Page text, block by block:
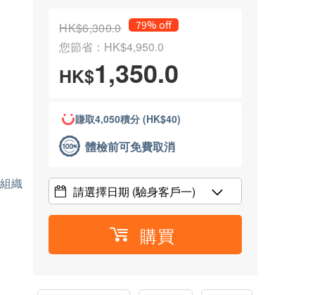
織
HK$6,300.0 79% off
您節省：HK$4,950.0
HK$1,350.0
賺取4,050積分 (HK$40)
體檢前可免費取消
請選擇日期 (驗身客戶一)
購買